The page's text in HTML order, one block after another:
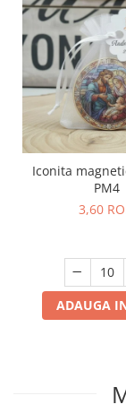
Iconita
PM4
3,60
ADAUGA